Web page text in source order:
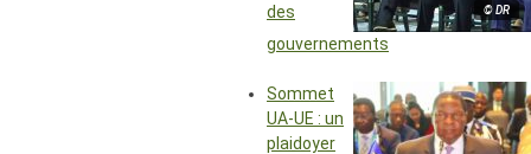
© DR
des
gouvernements
Sommet
UA-UE : un
plaidoyer